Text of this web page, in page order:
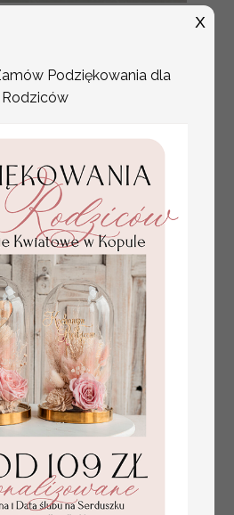
Promocja:
Podziękowania dla
Rodziców
X